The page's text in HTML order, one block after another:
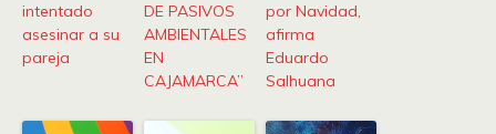
intentado
asesinar a su
pareja
DE PASIVOS
AMBIENTALES
EN
CAJAMARCA”
por Navidad,
afirma
Eduardo
Salhuana